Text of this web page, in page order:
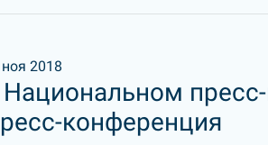
2018
пресс-
конференция